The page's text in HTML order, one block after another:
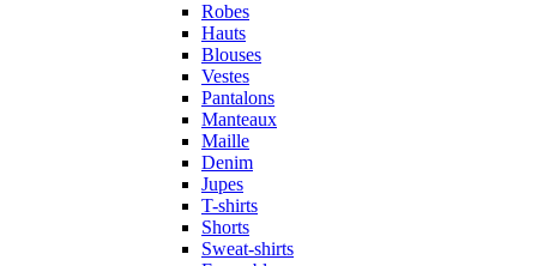
Robes
Hauts
Blouses
Vestes
Pantalons
Manteaux
Maille
Denim
Jupes
T-shirts
Shorts
Sweat-shirts